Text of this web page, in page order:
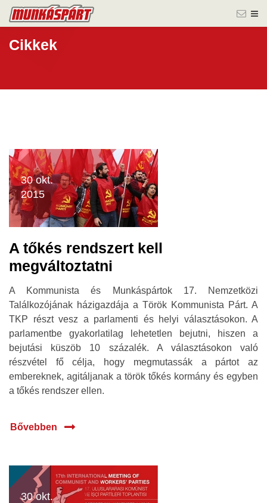
Cikkek
30 okt.
2015
A tőkés rendszert kell
megváltoztatni
A Kommunista és Munkáspártok 17. Nemzetközi
Találkozójának házigazdája a Török Kommunista Párt. A
TKP részt vesz a parlamenti és helyi választásokon. A
parlamentbe gyakorlatilag lehetetlen bejutni, hiszen a
bejutási küszöb 10 százalék. A választásokon való
részvétel fő célja, hogy megmutassák a pártot az
embereknek, agitáljanak a török tőkés kormány és egyben
a tőkés rendszer ellen.
Bővebben
30 okt.